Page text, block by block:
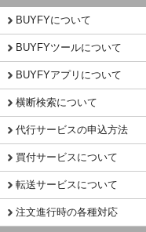
BUYFYについて
BUYFYツールについて
BUYFYアプリについて
横断検索について
代行サービスの申込方法
買付サービスについて
転送サービスについて
注文進行時の各種対応